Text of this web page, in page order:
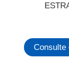
Consulte